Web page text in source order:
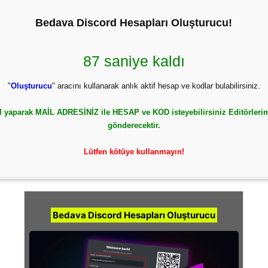
Bedava Discord Hesapları Oluşturucu!
86 saniye kaldı
"Oluşturucu" aracını kullanarak anlık aktif hesap ve kodlar bulabilirsiniz.
yaparak MAİL ADRESİNİZ ile HESAP ve KOD isteyebilirsiniz
gönderecektir.
Lütfen kötüye kullanmayın!
Bedava Discord Hesapları Oluşturucu